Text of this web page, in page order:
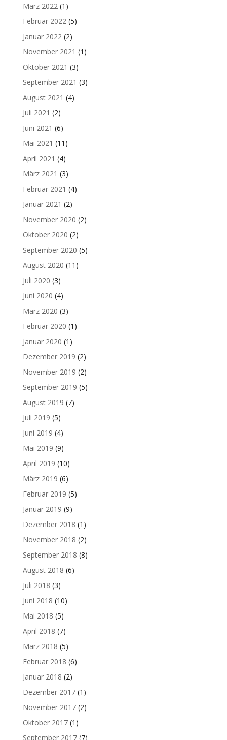
März 2022(1)
Februar 2022(5)
Januar 2022(2)
November 2021 (1)
Oktober 2021 (3)
September 2021 (3)
August 2021 (4)
Juli 2021 (2)
Juni 2021 (6)
Mai 2021 (11)
April 2021 (4)
März 2021 (3)
Februar 2021 (4)
Januar 2021 (2)
November 2020 (2)
Oktober 2020 (2)
September 2020 (5)
August 2020 (11)
Juli 2020 (3)
Juni 2020 (4)
März 2020 (3)
Februar 2020 (1)
Januar 2020 (1)
Dezember 2019 (2)
November 2019 (2)
September 2019 (5)
August 2019 (7)
Juli 2019 (5)
Juni 2019 (4)
Mai 2019 (9)
April 2019 (10)
März 2019 (6)
Februar 2019 (5)
Januar 2019 (9)
Dezember 2018 (1)
November 2018 (2)
September 2018 (8)
August 2018 (6)
Juli 2018 (3)
Juni 2018 (10)
Mai 2018 (5)
April 2018 (7)
März 2018 (5)
Februar 2018 (6)
Januar 2018 (2)
Dezember 2017(1)
November 2017(2)
Oktober 2017(1)
September 2017(7)